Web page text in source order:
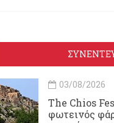
03/08/2026
Τhe Chios
φωτεινός